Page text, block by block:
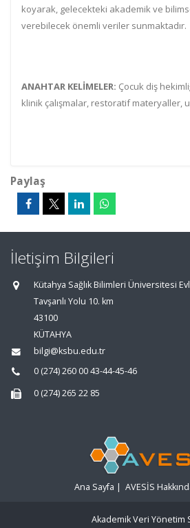
koyarak, gelecekteki akademik ve
verebilecek önemli veriler sunmaktadır.
ANAHTAR KELİMELER: Çocuk diş
klinik çalışmalar, restoratif materyaller,
Paylaş
İletişim Bilgileri
Kütahya Sağlık Bilimleri Üniversitesi
Tavşanlı Yolu 10. km
43100
KÜTAHYA
bilgi@ksbu.edu.tr
0 (274) 260 00 43-44-45-46
0 (274) 265 22 85
Ana Sayfa | AVESİS
Akademik Veri Yönetim